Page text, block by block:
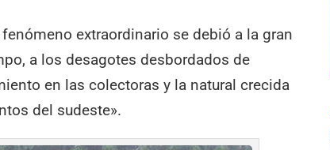
extraordinario se debió a la gran
a los desagotes desbordados de
en las colectoras y la natural crecida
del sudeste».